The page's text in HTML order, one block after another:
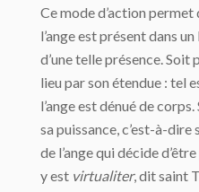
Ce mode d’action
l’ange est présent dans
d’une telle présence. Soit
lieu par son étendue : tel
l’ange est dénué de
sa puissance, c’est-à-dire
de l’ange qui décide
y est virtualiter, dit saint